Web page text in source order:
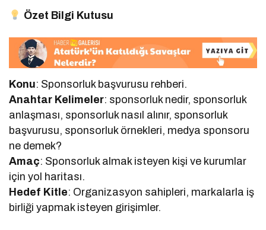
Özet Bilgi Kutusu
Konu: Sponsorluk başvurusu rehberi.
Anahtar Kelimeler: sponsorluk nedir, sponsorluk
anlaşması, sponsorluk nasıl alınır, sponsorluk
başvurusu, sponsorluk örnekleri, medya sponsoru
ne demek?
Amaç: Sponsorluk almak isteyen kişi ve kurumlar
için yol haritası.
Hedef Kitle: Organizasyon sahipleri, markalarla iş
birliği yapmak isteyen girişimler.